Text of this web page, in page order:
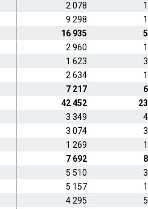
2 078
9 298
16 935
2 960
1 623
2 634
7 217
42 452
3 349
3 074
1 269
7 692
5 510
5 157
4 295